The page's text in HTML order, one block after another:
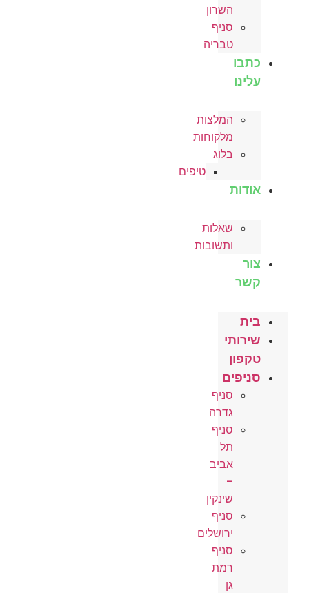
השרון
סניף
טבריה
כתבו
עלינו
המלצות
מלקוחות
בלוג
טיפים
אודות
שאלות
ותשובות
צור
קשר
בית
שירותי
טקפון
סניפים
סניף
גדרה
סניף
תל
אביב
–
שינקין
סניף
ירושלים
סניף
רמת
גן